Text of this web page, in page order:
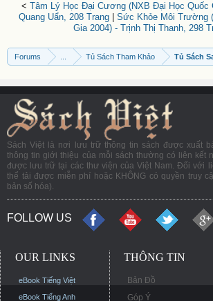
< Tâm Lý Học Đại Cương (NXB Đại Học Quốc
Quang Uẩn, 208 Trang
Sức Khỏe Môi Trường
Gia 2004) - Trịnh Thị Thanh, 298
Forums Tủ Sách Tham Khảo Tủ Sách
Sách Việt là nơi lưu trữ thông tin sách được xuất
thông tin giới thiệu của mỗi sách thường có liên kết
được lưu trữ tại các thư viện của Việt Nam. Đối với
thể tải được miễn phí hoặc KHÔNG có quyền truy
bản số hóa).
FOLLOW US
OUR LINKS
eBook Tiếng Việt
eBook Tiếng Anh
THÔNG TIN
Bản Đồ
Góp Ý